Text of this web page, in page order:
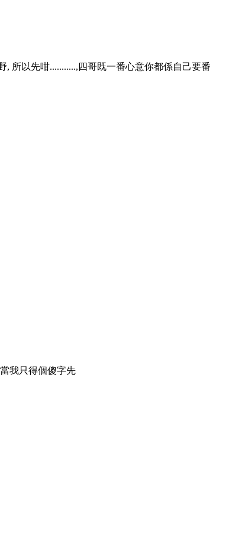
所以先咁...........,四哥既一番心意你都係自己要番
我只得個傻字先